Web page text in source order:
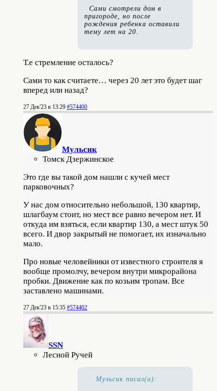
Сами смотрели дом в
пригороде, но после
рождения ребенка оставили
тему лет на 20.
Т.е стремление осталось?
Сами то как считаете… через 20 лет это будет шаг
вперед или назад?
27 Дек'23 в 13:29 #574400
Мульсик
Томск Дзержинское
Это где вы такой дом нашли с кучей мест
парковочных?
У нас дом относительно небольшой, 130 квартир,
шлагбаум стоит, но мест все равно вечером нет. И
откуда им взяться, если квартир 130, а мест штук 50
всего. И двор закрытый не помогает, их изначально
мало.
Про новые человейники от известного строителя я
вообще промолчу, вечером внутри микрорайона
пробки. Движение как по козьим тропам. Все
заставлено машинами.
27 Дек'23 в 15:35 #574402
SSN
Лесной Ручей
Мульсик писал(а):